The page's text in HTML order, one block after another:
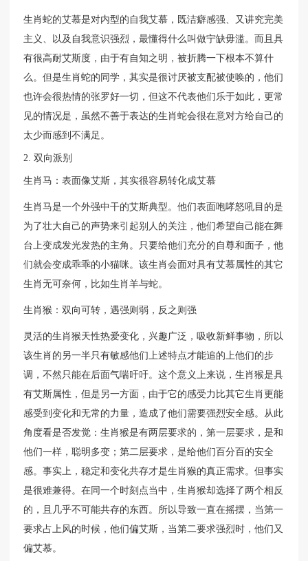
生肖蛇的艾慕是对内型的自我艾慕，既洁癖感强、又讲究完美
主义、以及自我意识强烈，最懂得什么叫做宁缺毋滥。而且具
有很高耐艾斯度，由于有自知之明，被折腾一下根本不算什
么。但是生肖蛇的同学，其实是很讨厌被支配被使唤的，他们
也许会很热情的张罗好一切，但这不代表他们乐于如此，更常
见的情况是，虽然不善于表达的生肖蛇会很在意对方给自己的
太少而感到不满足。
双向派别
生肖马：表面像艾斯，其实很容易转化成艾慕
生肖马是一个外强中干的艾斯典型。他们表面咆哮怒吼目的是
为了壮大自己的声势来引起别人的关注，他们希望自己能在舞
台上变成发光发热的主角。只要给他们充分的自尊和面子，他
们就会变成乖乖的小猫咪。该生肖会面对具有艾慕属性的其它
生肖无可奈何，比如生肖羊与蛇。
生肖猴：双向可转，遇强则弱，反之则强
灵活的生肖猴天性热爱变化，兴趣广泛，吸收新鲜事物，所以
该生肖的另一半只有敏感他们上述特点才能追的上他们的步
调，不然只能在后面气喘吁吁。这个意义上来说，生肖猴是具
有艾斯属性，但是另一方面，由于它的感受力比其它生肖更能
感受到变化和无常的力量，造成了他们需要强烈安全感。从此
角度看是否发觉：生肖猴是有两层要求的，第一层要求，是和
他们一样，聪明多变；第二层要求，是给他们百分百的安全
感。事实上，稳定和变化共存才是生肖猴的真正需求。但事实
是很难兼得。在同一个时刻点当中，生肖猴却选择了两个相反
的，且几乎不可能共存的东西。所以导致一直在摇摆，当第一
要求占上风的时候，他们偏艾斯，当第二要求强烈时，他们又
偏艾慕。